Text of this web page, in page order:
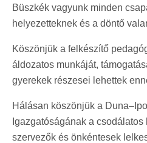
Büszkék vagyunk minden
helyezetteknek és a döntő
Köszönjük a felkészítő
áldozatos munkáját,
gyerekek részesei lehettek
Hálásan köszönjük a
Igazgatóságának a
szervezők és önkéntesek